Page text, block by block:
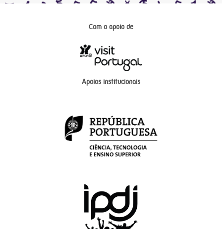
Com o apoio de
Apoios institucionais